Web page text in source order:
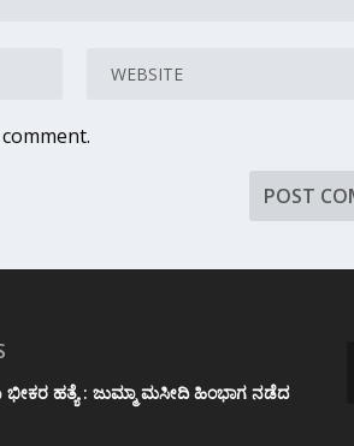
ಭೀಕರ‌ ಹತ್ಯೆ : ಜುಮ್ಮಾ ಮಸೀದಿ ಹಿಂಭಾಗ ನಡೆದ